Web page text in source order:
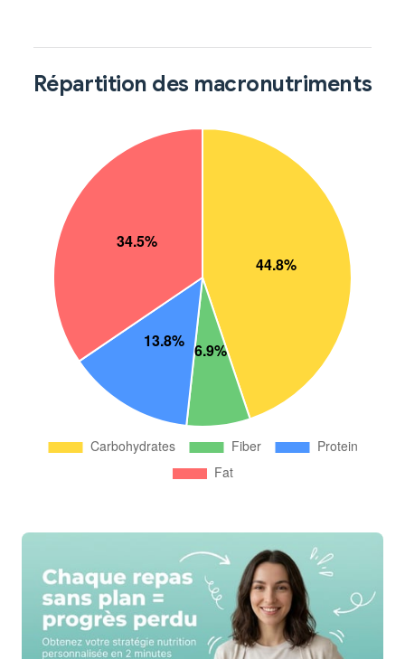
Répartition des macronutriments